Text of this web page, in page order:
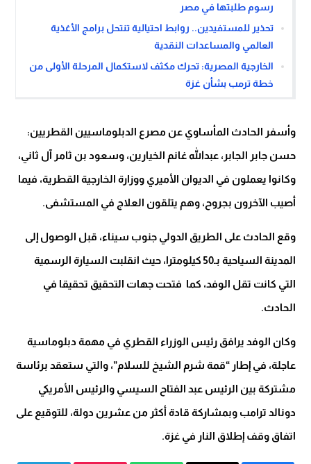
رسوم طلبتها في مصر
تحذير للمستفيدين.. روابط احتيالية تنتحل برامج الأغذية
العالمي والمساعدات النقدية
الخارجية المصرية: تحرك مكثف لاستكمال المرحلة الأولى من
خطة ترمب بشأن غزة
وأسفر الحادث المأساوي عن مصرع الدبلوماسيين القطريين:
حسن جابر الجابر، عبدالله غانم الخيارين، وسعود بن ثامر آل ثاني،
وكانوا يعملون في الديوان الأميري ووزارة الخارجية القطرية، فيما
أصيب الآخرون بجروح، وهم يتلقون العلاج في المستشفى.
وقع الحادث على الطريق الدولي جنوب سيناء، قبل الوصول إلى
المدينة السياحية بـ50 كيلومترا، حيث انقلبت السيارة الرسمية
التي كانت تقل الوفد، كما فتحت جهات التحقيق تحقيقا في
الحادث.
وكان الوفد يرافق رئيس الوزراء القطري في مهمة دبلوماسية
عاجلة، في إطار “قمة شرم الشيخ للسلام”، والتي ستعقد برئاسة
مشتركة بين الرئيس عبد الفتاح السيسي والرئيس الأمريكي
دونالد ترامب وبمشاركة قادة أكثر من عشرين دولة، للتوقيع على
اتفاق وقف إطلاق النار في غزة.